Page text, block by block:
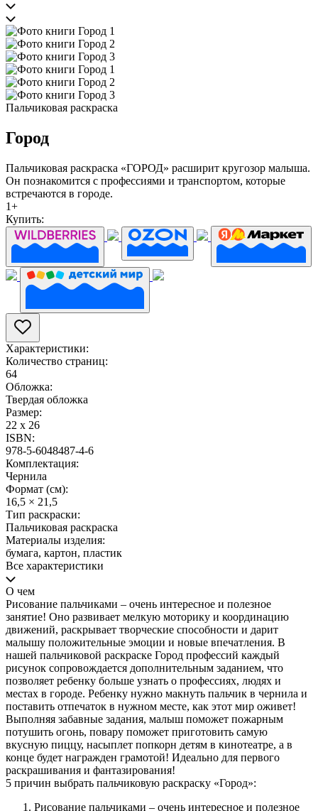
Пальчиковая раскраска
Город
Пальчиковая раскраска «ГОРОД» расширит кругозор малыша.
Он познакомится с профессиями и транспортом, которые
встречаются в городе.
1+
Купить:
Характеристики:
Количество страниц:
64
Обложка:
Твердая обложка
Размер:
22 х 26
ISBN:
978-5-6048487-4-6
Комплектация:
Чернила
Формат (см):
16,5 × 21,5
Тип раскраски:
Пальчиковая раскраска
Материалы изделия:
бумага, картон, пластик
Все характеристики
О чем
Рисование пальчиками – очень интересное и полезное
занятие! Оно развивает мелкую моторику и координацию
движений, раскрывает творческие способности и дарит
малышу положительные эмоции и новые впечатления. В
нашей пальчиковой раскраске Город профессий каждый
рисунок сопровождается дополнительным заданием, что
позволяет ребенку больше узнать о профессиях, людях и
местах в городе. Ребенку нужно макнуть пальчик в чернила и
поставить отпечаток в нужном месте, как этот мир оживет!
Выполняя забавные задания, малыш поможет пожарным
потушить огонь, повару поможет приготовить самую
вкусную пиццу, насыплет попкорн детям в кинотеатре, а в
конце будет награжден грамотой! Идеально для первого
раскрашивания и фантазирования!
5 причин выбрать пальчиковую раскраску «Город»:
Рисование пальчиками – очень интересное и полезное